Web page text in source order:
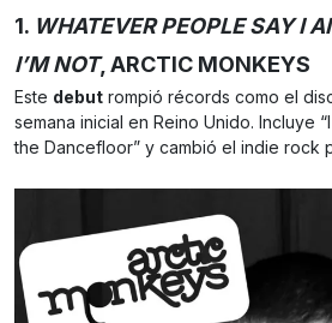
1. WHATEVER PEOPLE SAY I
I’M NOT, ARCTIC MONKEYS
Este debut rompió récords como el
semana inicial en Reino Unido. Incluye
the Dancefloor” y cambió el indie rock